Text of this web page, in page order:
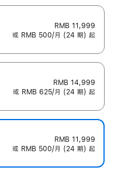
RMB 11,999
或 RMB 500/月 (24 期) 起
RMB 14,999
或 RMB 625/月 (24 期) 起
RMB 11,999
或 RMB 500/月 (24 期) 起